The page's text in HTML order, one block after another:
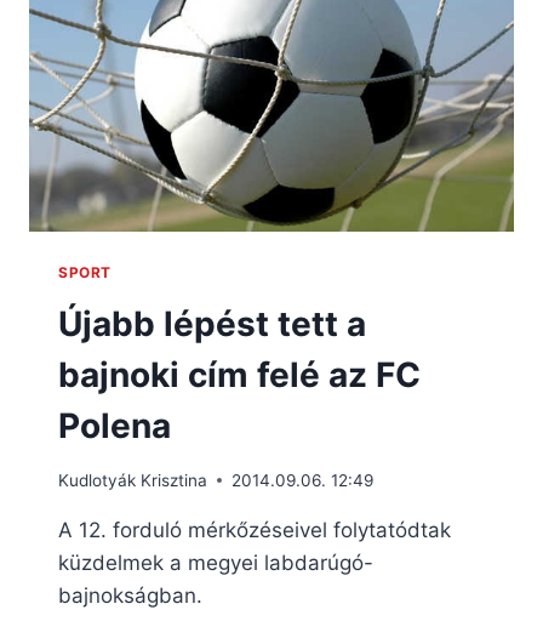
SPORT
Újabb lépést tett a
bajnoki cím felé az FC
Polena
Kudlotyák Krisztina 2014.09.06. 12:49
A 12. forduló mérkőzéseivel folytatódtak
küzdelmek a megyei labdarúgó-
bajnokságban.